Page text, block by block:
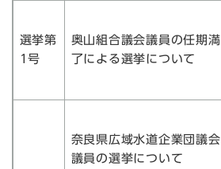
選挙第
1号
奥山組合議会議員の任期満
了による選挙について
奈良県広域水道企業団議会
議員の選挙について